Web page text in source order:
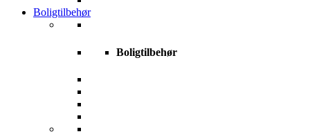
Boligtilbehør
Boligtilbehør